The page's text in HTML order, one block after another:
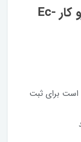
چرخ گوشت (سایز 8) الکترو کار Ec-
است برای ثبت